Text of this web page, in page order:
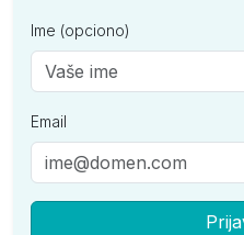
Ime (opciono)
Email